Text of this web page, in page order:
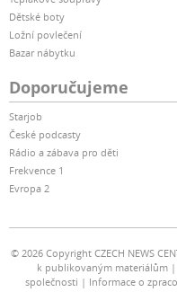
Dětské boty
Ložní povlečení
Bazar nábytku
Doporučujeme
Starjob
České podcasty
Rádio a zábava pro děti
Frekvence 1
Evropa 2
© 2026 Copyright CZECH NEWS
k publikovaným materiálům
společnosti
Informace o